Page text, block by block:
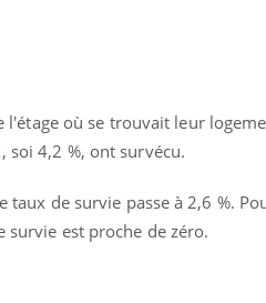
où se trouvait leur
soi 4,2 %, ont survécu.
de survie passe à 2,6 %.
survie est proche de zéro.